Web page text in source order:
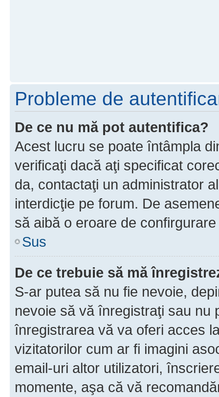
Probleme de
De ce nu mă pot autentifica?
Acest lucru se poate întâmpla
verificaţi dacă aţi specificat
da, contactaţi un administrator
interdicţie pe forum. De
să aibă o eroare de
Sus
De ce trebuie să mă
S-ar putea să nu fie nevoie,
nevoie să vă înregistraţi sau nu
înregistrarea vă va oferi acces
vizitatorilor cum ar fi imagini
email-uri altor utilizatori,
momente, aşa că vă